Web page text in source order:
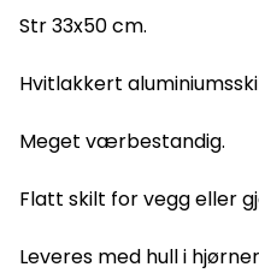
Str 33x50 cm.
Hvitlakkert
Meget værbestandig.
Flatt skilt for vegg eller
Leveres med hull i